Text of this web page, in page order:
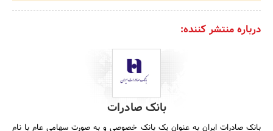
درباره منتشر کننده:
بانک صادرات
بانک صادرات ایران به عنوان یک بانک خصوصی و به صورت سهامی عام با نام